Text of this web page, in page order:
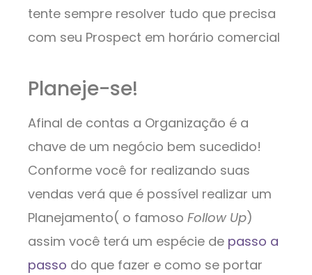
tente sempre resolver tudo que precisa
com seu Prospect em horário comercial
Planeje-se!
Afinal de contas a Organização é a
chave de um negócio bem sucedido!
Conforme você for realizando suas
vendas verá que é possível realizar um
Planejamento( o famoso Follow Up)
assim você terá um espécie de passo a
passo do que fazer e como se portar